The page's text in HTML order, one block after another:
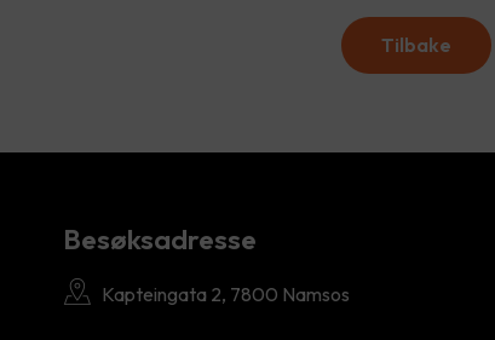
Tilbake
Besøksadresse
Kapteingata 2, 7800 Namsos